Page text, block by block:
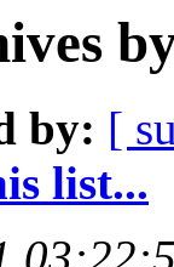
by: [
list...